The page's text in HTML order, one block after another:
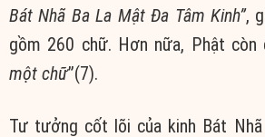
Bát Nhã Ba La Mật Đa Tâm Kinh”,
gồm 260 chữ. Hơn nữa, Phật còn
một chữ”(7).
Tư tưởng cốt lõi của kinh Bát